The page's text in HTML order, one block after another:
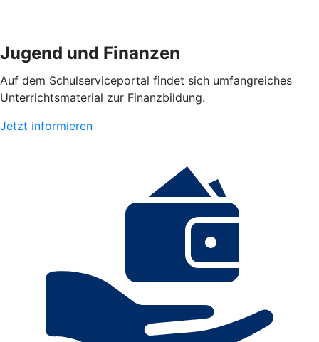
Jugend und Finanzen
Auf dem Schulserviceportal findet sich umfangreiches
Unterrichtsmaterial zur Finanzbildung.
Jetzt informieren